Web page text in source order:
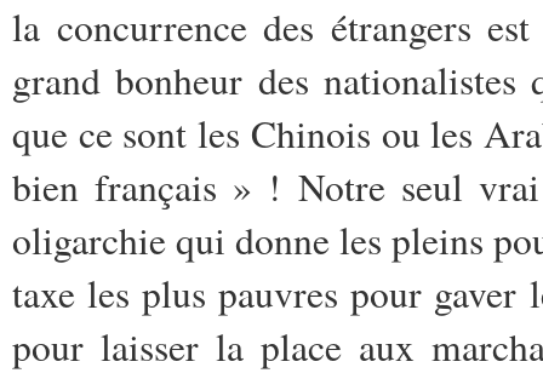
la concurrence des étrangers
grand bonheur des
que ce sont les Chinois ou les
bien français » ! Notre seul
oligarchie qui donne les pleins
taxe les plus pauvres pour
pour laisser la place aux